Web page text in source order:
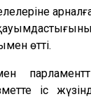
өтті.
іс